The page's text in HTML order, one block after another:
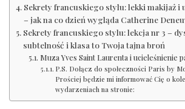
Sekrety francuskiego stylu: lekki makijaż i
– jak na co dzień wygląda Catherine
Sekrety francuskiego stylu: lekcja nr 3 –
subtelność i klasa to Twoja tajna broń
Muza Yves Saint Laurenta i ucieleśnienie
P.S. Dołącz do społeczności Paris by
Prościej będzie mi informować Cię o
wydarzeniach na stronie: